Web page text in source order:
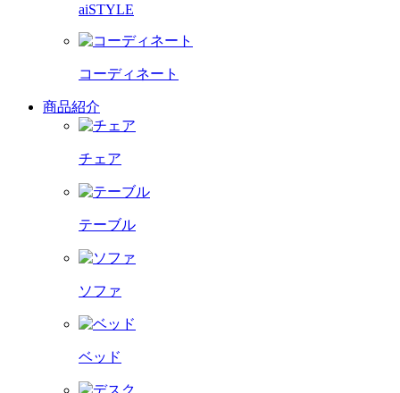
aiSTYLE
コーディネート
商品紹介
チェア
テーブル
ソファ
ベッド